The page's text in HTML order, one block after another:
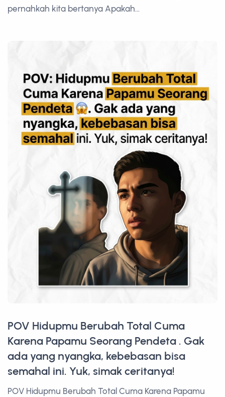
pernahkah kita bertanya Apakah...
POV Hidupmu Berubah Total Cuma
Karena Papamu Seorang Pendeta . Gak
ada yang nyangka, kebebasan bisa
semahal ini. Yuk, simak ceritanya!
POV Hidupmu Berubah Total Cuma Karena Papamu